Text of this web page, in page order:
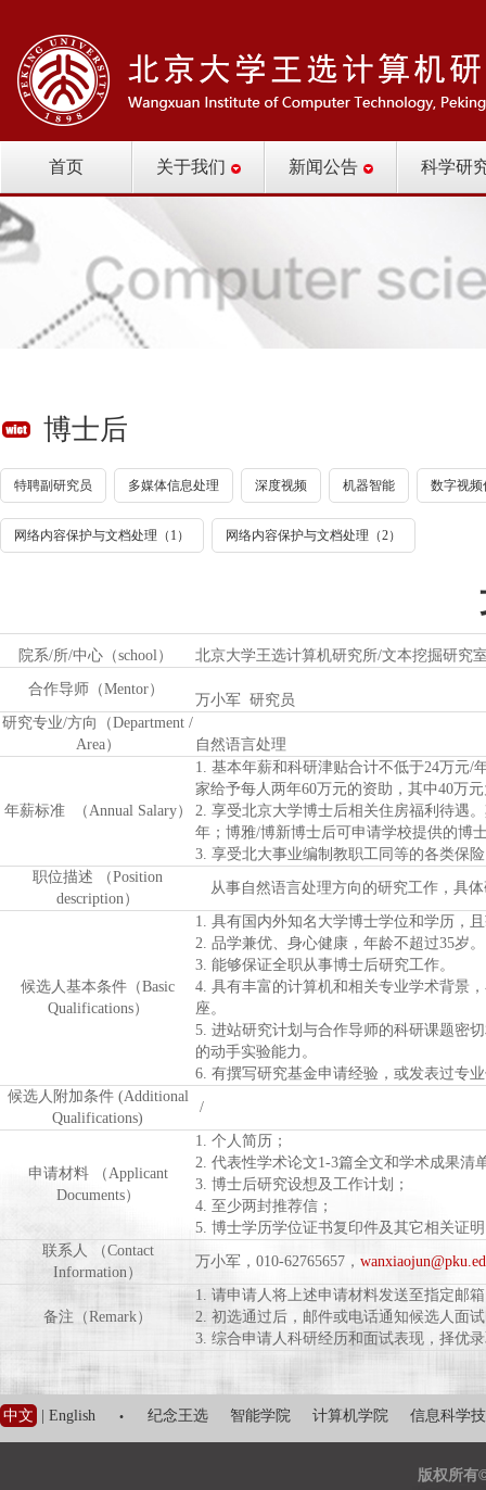
首页 关于我们 新闻公告 科学研
博士后
特聘副研究员 多媒体信息处理 深度视频 机器智能 数字视频
网络内容保护与文档处理（1） 网络内容保护与文档处理（2）
院系/所/中心（school） 北京大学王选计算机研究所/文本挖掘研究
合作导师（Mentor）
万小军 研究员
研究专业/方向（Department /
Area）
自然语言处理
年薪标准 （Annual Salary）
1. 基本年薪和科研津贴合计不低于24万元/
家给予每人两年60万元的资助，其中40万
2. 享受北京大学博士后相关住房福利待遇
年；博雅/博新博士后可申请学校提供的博
3. 享受北大事业编制教职工同等的各类保
职位描述 （Position
description）
从事自然语言处理方向的研究工作，具
候选人基本条件（Basic
Qualifications）
1. 具有国内外知名大学博士学位和学历，
2. 品学兼优、身心健康，年龄不超过35岁。
3. 能够保证全职从事博士后研究工作。
4. 具有丰富的计算机和相关专业学术背景
座。
5. 进站研究计划与合作导师的科研课题密
的动手实验能力。
6. 有撰写研究基金申请经验，或发表过专
候选人附加条件 (Additional
Qualifications)
/
申请材料 （Applicant
Documents）
1. 个人简历；
2. 代表性学术论文1-3篇全文和学术成果清
3. 博士后研究设想及工作计划；
4. 至少两封推荐信；
5. 博士学历学位证书复印件及其它相关证
联系人 （Contact
Information）
万小军，010-62765657，
备注（Remark）
1. 请申请人将上述申请材料发送至指定邮
2. 初选通过后，邮件或电话通知候选人面
3. 综合申请人科研经历和面试表现，择优
中文 English · 纪念王选 智能学院 计算机学院 信息科学
版权所有